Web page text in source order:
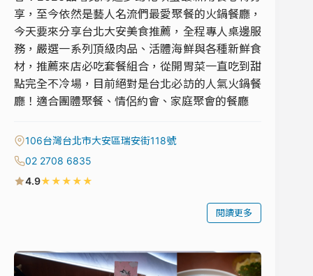
享，至今依然是藝人名流們最愛聚餐的火鍋餐廳，
今天要來分享台北大安美食推薦，全程專人桌邊服
務，嚴選一系列頂級肉品、活體海鮮與各種新鮮食
材，推薦來店必吃套餐組合，從開胃菜一直吃到甜
點完全不冷場，目前絕對是台北必訪的人氣火鍋餐
廳！適合團體聚餐、情侶約會、家庭聚會的餐廳
106台灣台北市大安區瑞安街118號
02 2708 6835
4.9★★★★★
閱讀更多